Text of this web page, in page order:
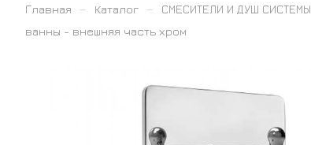
Главная – Каталог – СМЕСИТЕЛИ И ДУШ СИСТЕМЫ
ванны - внешняя часть хром